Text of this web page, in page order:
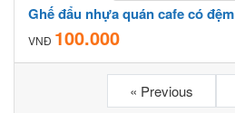
Ghế đẩu nhựa quán cafe có đệm
VNĐ 100.000
« Previous